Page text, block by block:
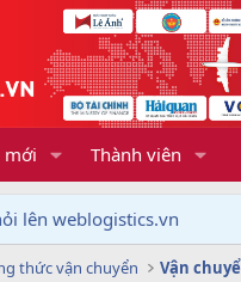
mới Thành viên
lên weblogistics.vn
thức vận chuyển Vận